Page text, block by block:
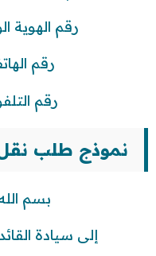
رقم الهوية
رقم
رقم
نموذج طلب
بسم
إلى سيادة